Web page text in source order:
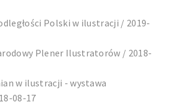
Polski w ilustracji / 2019-
Plener Ilustratorów / 2018-
w ilustracji - wystawa
08-17